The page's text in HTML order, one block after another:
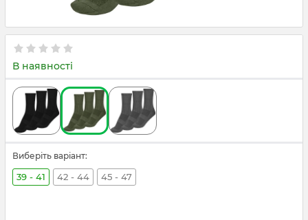
В наявності
Виберіть варіант:
39 - 41 42 - 44 45 - 47